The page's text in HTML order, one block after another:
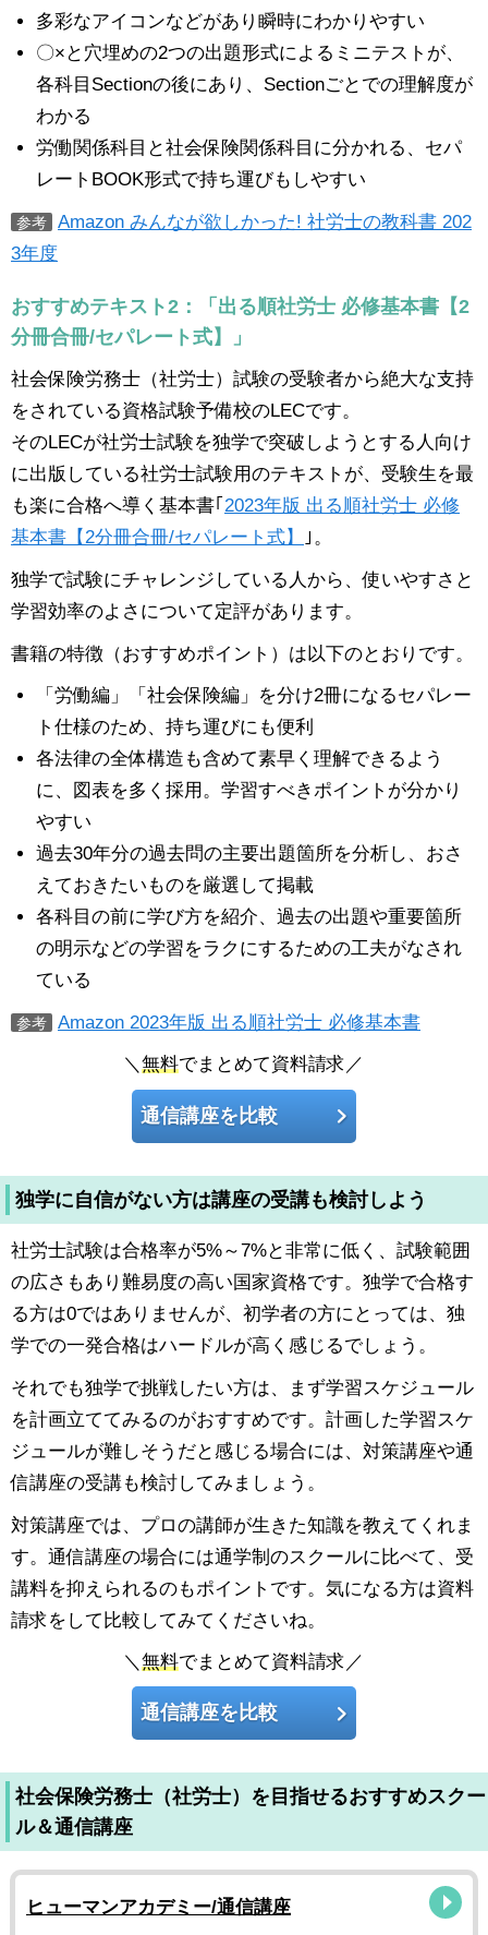
多彩なアイコンなどがあり瞬時にわかりやすい
〇×と穴埋めの2つの出題形式によるミニテストが、
各科目Sectionの後にあり、Sectionごとでの理解度が
わかる
労働関係科目と社会保険関係科目に分かれる、セパ
レートBOOK形式で持ち運びもしやすい
参考
Amazon みんなが欲しかった! 社労士の教科書 202
3年度
おすすめテキスト2：「出る順社労士 必修基本書【2
分冊合冊/セパレート式】」
社会保険労務士（社労士）試験の受験者から絶大な支持
をされている資格試験予備校のLECです。
そのLECが社労士試験を独学で突破しようとする人向け
に出版している社労士試験用のテキストが、受験生を最
も楽に合格へ導く基本書｢ 2023年版 出る順社労士 必修
基本書【2分冊合冊/セパレート式】
｣。
独学で試験にチャレンジしている人から、使いやすさと
学習効率のよさについて定評があります。
書籍の特徴（おすすめポイント）は以下のとおりです。
「労働編」「社会保険編」を分け2冊になるセパレー
ト仕様のため、持ち運びにも便利
各法律の全体構造も含めて素早く理解できるよう
に、図表を多く採用。学習すべきポイントが分かり
やすい
過去30年分の過去問の主要出題箇所を分析し、おさ
えておきたいものを厳選して掲載
各科目の前に学び方を紹介、過去の出題や重要箇所
の明示などの学習をラクにするための工夫がなされ
ている
参考 Amazon 2023年版 出る順社労士 必修基本書
＼無料でまとめて資料請求／
通信講座を比較
独学に自信がない方は講座の受講も検討しよう
社労士試験は合格率が5%～7%と非常に低く、試験範囲
の広さもあり難易度の高い国家資格です。独学で合格す
る方は0ではありませんが、初学者の方にとっては、独
学での一発合格はハードルが高く感じるでしょう。
それでも独学で挑戦したい方は、まず学習スケジュール
を計画立ててみるのがおすすめです。計画した学習スケ
ジュールが難しそうだと感じる場合には、対策講座や通
信講座の受講も検討してみましょう。
対策講座では、プロの講師が生きた知識を教えてくれま
す。通信講座の場合には通学制のスクールに比べて、受
講料を抑えられるのもポイントです。気になる方は資料
請求をして比較してみてくださいね。
＼無料でまとめて資料請求／
通信講座を比較
社会保険労務士（社労士）を目指せるおすすめスクー
ル＆通信講座
ヒューマンアカデミー/通信講座